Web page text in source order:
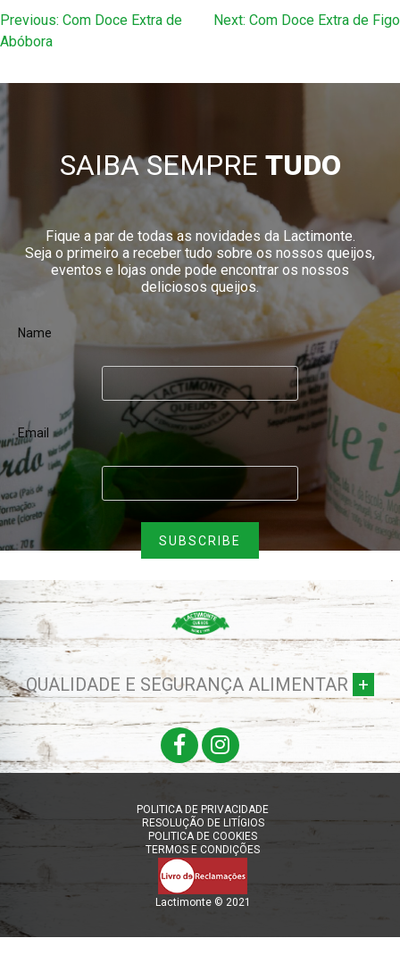
Navegação
de
artigos
Previous: Com Doce Extra de
Abóbora
Next: Com Doce Extra de Figo
SAIBA SEMPRE TUDO
Fique a par de todas as novidades da Lactimonte.
Seja o primeiro a receber tudo sobre os nossos queijos,
eventos e lojas onde pode encontrar os nossos
deliciosos queijos.
Name
Email
QUALIDADE E SEGURANÇA ALIMENTAR +
POLITICA DE PRIVACIDADE
RESOLUÇÃO DE LITÍGIOS
POLITICA DE COOKIES
TERMOS E CONDIÇÕES
Lactimonte © 2021